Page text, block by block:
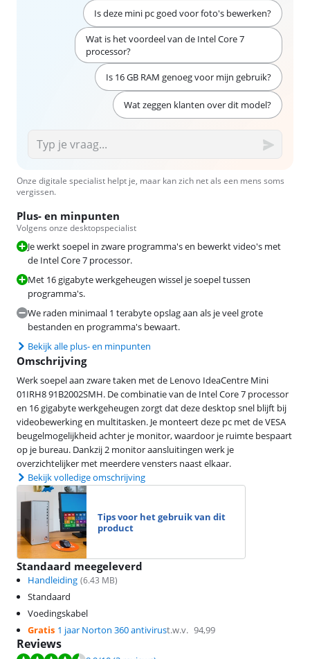
Is deze mini pc goed voor foto's bewerken?
Wat is het voordeel van de Intel Core 7
processor?
Is 16 GB RAM genoeg voor mijn gebruik?
Wat zeggen klanten over dit model?
Onze digitale specialist helpt je, maar kan zich net als een mens soms
vergissen.
Plus- en minpunten
Volgens onze desktopspecialist
Je werkt soepel in zware programma's en bewerkt video's met
de Intel Core 7 processor.
Met 16 gigabyte werkgeheugen wissel je soepel tussen
programma's.
We raden minimaal 1 terabyte opslag aan als je veel grote
bestanden en programma's bewaart.
Bekijk alle plus- en minpunten
Omschrijving
Werk soepel aan zware taken met de Lenovo IdeaCentre Mini
01IRH8 91B2002SMH. De combinatie van de Intel Core 7 processor
en 16 gigabyte werkgeheugen zorgt dat deze desktop snel blijft bij
videobewerking en multitasken. Je monteert deze pc met de VESA
beugelmogelijkheid achter je monitor, waardoor je ruimte bespaart
op je bureau. Dankzij 2 monitor aansluitingen werk je
overzichtelijker met meerdere vensters naast elkaar.
Bekijk volledige omschrijving
Tips voor het gebruik van dit
product
Standaard meegeleverd
Handleiding (6.43 MB)
Standaard
Voedingskabel
Gratis 1 jaar Norton 360 antivirust.w.v. 94,99
Reviews